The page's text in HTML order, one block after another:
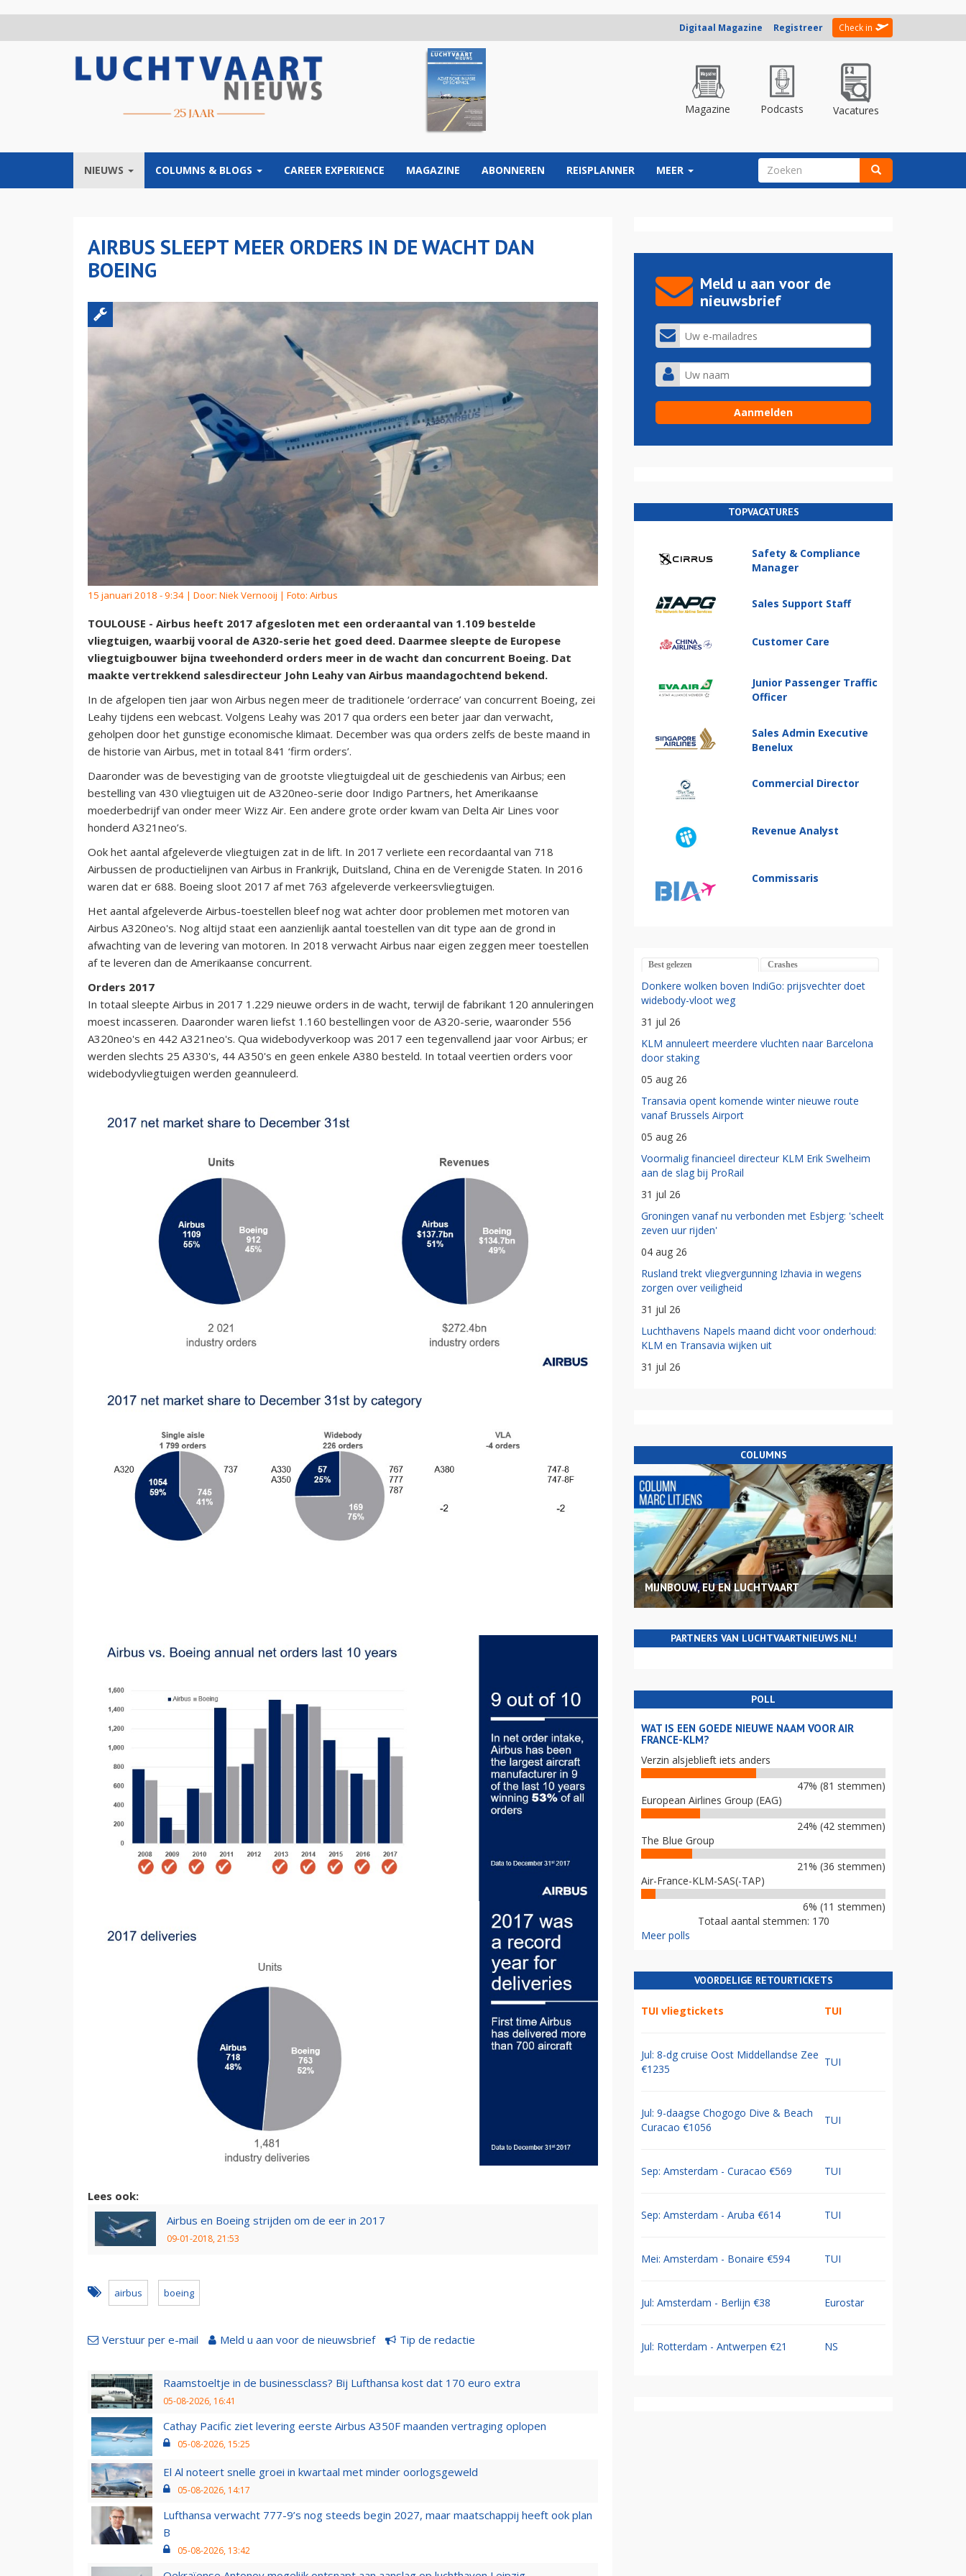
Digitaal Magazine Registreer Check in
Magazine Podcasts Vacatures
NIEUWS COLUMNS & BLOGS CAREER EXPERIENCE MAGAZINE ABONNEREN REISPLANNER MEER ZOEKVELD
AIRBUS SLEEPT MEER ORDERS IN DE WACHT DAN
BOEING
15 januari 2018 - 9:34 | Door: Niek Vernooij | Foto: Airbus
TOULOUSE - Airbus heeft 2017 afgesloten met een orderaantal van 1.109 bestelde
vliegtuigen, waarbij vooral de A320-serie het goed deed. Daarmee sleepte de Europese
vliegtuigbouwer bijna tweehonderd orders meer in de wacht dan concurrent Boeing. Dat
maakte vertrekkend salesdirecteur John Leahy van Airbus maandagochtend bekend.
In de afgelopen tien jaar won Airbus negen meer de traditionele ‘orderrace’ van concurrent Boeing, zei
Leahy tijdens een webcast. Volgens Leahy was 2017 qua orders een beter jaar dan verwacht,
geholpen door het gunstige economische klimaat. December was qua orders zelfs de beste maand in
de historie van Airbus, met in totaal 841 ‘firm orders’.
Daaronder was de bevestiging van de grootste vliegtuigdeal uit de geschiedenis van Airbus; een
bestelling van 430 vliegtuigen uit de A320neo-serie door Indigo Partners, het Amerikaanse
moederbedrijf van onder meer Wizz Air. Een andere grote order kwam van Delta Air Lines voor
honderd A321neo’s.
Ook het aantal afgeleverde vliegtuigen zat in de lift. In 2017 verliete een recordaantal van 718
Airbussen de productielijnen van Airbus in Frankrijk, Duitsland, China en de Verenigde Staten. In 2016
waren dat er 688. Boeing sloot 2017 af met 763 afgeleverde verkeersvliegtuigen.
Het aantal afgeleverde Airbus-toestellen bleef nog wat achter door problemen met motoren van
Airbus A320neo's. Nog altijd staat een aanzienlijk aantal toestellen van dit type aan de grond in
afwachting van de levering van motoren. In 2018 verwacht Airbus naar eigen zeggen meer toestellen
af te leveren dan de Amerikaanse concurrent.
Orders 2017
In totaal sleepte Airbus in 2017 1.229 nieuwe orders in de wacht, terwijl de fabrikant 120 annuleringen
moest incasseren. Daaronder waren liefst 1.160 bestellingen voor de A320-serie, waaronder 556
A320neo's en 442 A321neo's. Qua widebodyverkoop was 2017 een tegenvallend jaar voor Airbus; er
werden slechts 25 A330's, 44 A350's en geen enkele A380 besteld. In totaal veertien orders voor
widebodyvliegtuigen werden geannuleerd.
Lees ook:
Airbus en Boeing strijden om de eer in 2017
09-01-2018, 21:53
airbus boeing
Verstuur per e-mail Meld u aan voor de nieuwsbrief Tip de redactie
Raamstoeltje in de businessclass? Bij Lufthansa kost dat 170 euro extra
05-08-2026, 16:41
Cathay Pacific ziet levering eerste Airbus A350F maanden vertraging oplopen
05-08-2026, 15:25
El Al noteert snelle groei in kwartaal met minder oorlogsgeweld
05-08-2026, 14:17
Lufthansa verwacht 777-9’s nog steeds begin 2027, maar maatschappij heeft ook plan
B
05-08-2026, 13:42
Meld u aan voor de
nieuwsbrief
TOPVACATURES
Safety & Compliance
Manager
Sales Support Staff
Customer Care
Junior Passenger Traffic
Officer
Sales Admin Executive
Benelux
Commercial Director
Revenue Analyst
Commissaris
Best gelezen Crashes
Donkere wolken boven IndiGo: prijsvechter doet
widebody-vloot weg
31 jul 26
KLM annuleert meerdere vluchten naar Barcelona
door staking
05 aug 26
Transavia opent komende winter nieuwe route
vanaf Brussels Airport
05 aug 26
Voormalig financieel directeur KLM Erik Swelheim
aan de slag bij ProRail
31 jul 26
Groningen vanaf nu verbonden met Esbjerg: 'scheelt
zeven uur rijden'
04 aug 26
Rusland trekt vliegvergunning Izhavia in wegens
zorgen over veiligheid
31 jul 26
Luchthavens Napels maand dicht voor onderhoud:
KLM en Transavia wijken uit
31 jul 26
COLUMNS
MIJNBOUW, EU EN LUCHTVAART
PARTNERS VAN LUCHTVAARTNIEUWS.NL!
POLL
WAT IS EEN GOEDE NIEUWE NAAM VOOR AIR
FRANCE-KLM?
Verzin alsjeblieft iets anders
47% (81 stemmen)
European Airlines Group (EAG)
24% (42 stemmen)
The Blue Group
21% (36 stemmen)
Air-France-KLM-SAS(-TAP)
6% (11 stemmen)
Totaal aantal stemmen: 170
Meer polls
VOORDELIGE RETOURTICKETS
TUI vliegtickets TUI
Jul: 8-dg cruise Oost Middellandse Zee
€1235
TUI
Jul: 9-daagse Chogogo Dive & Beach
Curacao €1056
TUI
Sep: Amsterdam - Curacao €569 TUI
Sep: Amsterdam - Aruba €614 TUI
Mei: Amsterdam - Bonaire €594 TUI
Jul: Amsterdam - Berlijn €38 Eurostar
Jul: Rotterdam - Antwerpen €21 NS